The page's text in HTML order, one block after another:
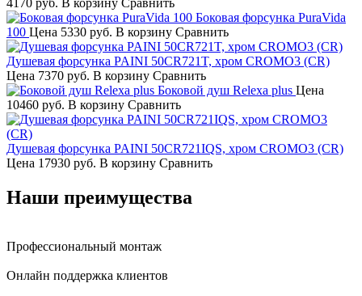
Боковая форсунка PuraVida
100 Цена 5330 руб. В корзину Сравнить
Душевая форсунка PAINI 50CR721T, хром CROMO3 (CR)
Цена 7370 руб. В корзину Сравнить
Боковой душ Relexa plus Цена
10460 руб. В корзину Сравнить
Душевая форсунка PAINI 50CR721IQS, хром CROMO3 (CR)
Цена 17930 руб. В корзину Сравнить
Наши преимущества
Профессиональный монтаж
Онлайн поддержка клиентов